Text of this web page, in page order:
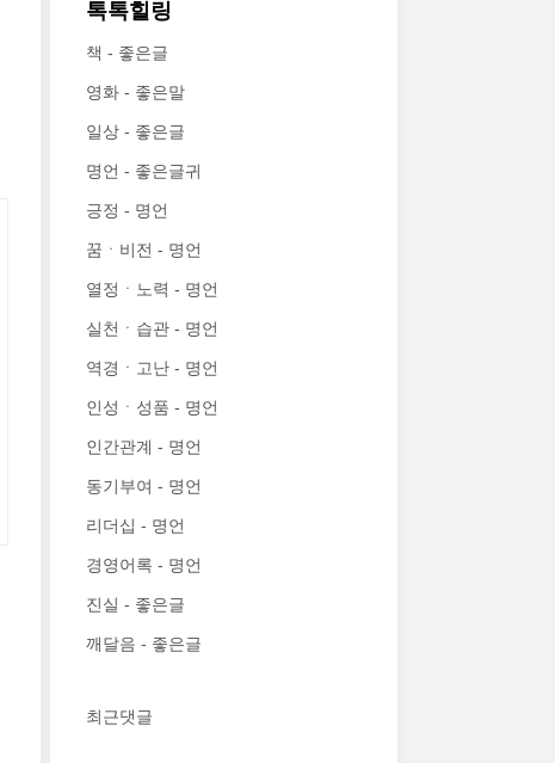
톡톡힐링
책 - 좋은글
영화 - 좋은말
일상 - 좋은글
명언 - 좋은글귀
긍정 - 명언
꿈ㆍ비전 - 명언
열정ㆍ노력 - 명언
실천ㆍ습관 - 명언
역경ㆍ고난 - 명언
인성ㆍ성품 - 명언
인간관계 - 명언
동기부여 - 명언
리더십 - 명언
경영어록 - 명언
진실 - 좋은글
깨달음 - 좋은글
최근댓글